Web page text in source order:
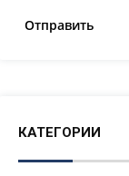
КАТЕГОРИИ